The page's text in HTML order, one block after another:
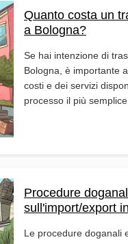
Quanto costa un
a Bologna?
Se hai intenzione di
Bologna, è importante
costi e dei servizi
processo il più
Procedure
sull'import/export
Le procedure doganali